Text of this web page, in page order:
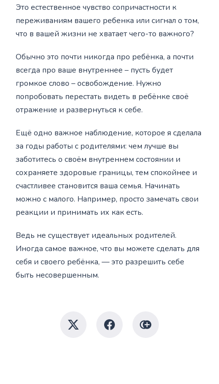
Это естественное чувство сопричастности к
переживаниям вашего ребенка или сигнал о том,
что в вашей жизни не хватает чего-то важного?
Обычно это почти никогда про ребёнка, а почти
всегда про ваше внутреннее – пусть будет
громкое слово – освобождение. Нужно
попробовать перестать видеть в ребёнке своё
отражение и развернуться к себе.
Ещё одно важное наблюдение, которое я сделала
за годы работы с родителями: чем лучше вы
заботитесь о своём внутреннем состоянии и
сохраняете здоровые границы, тем спокойнее и
счастливее становится ваша семья. Начинать
можно с малого. Например, просто замечать свои
реакции и принимать их как есть.
Ведь не существует идеальных родителей.
Иногда самое важное, что вы можете сделать для
себя и своего ребёнка, — это разрешить себе
быть несовершенным.